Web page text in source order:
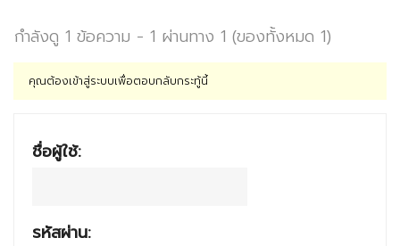
กำลังดู 1 ข้อความ - 1 ผ่านทาง 1 (ของทั้งหมด 1)
คุณต้องเข้าสู่ระบบเพื่อตอบกลับกระทู้นี้
ชื่อผู้ใช้:
รหัสผ่าน: